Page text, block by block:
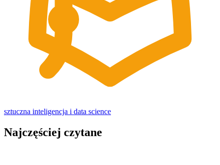
sztuczna inteligencja i data science
Najczęściej czytane